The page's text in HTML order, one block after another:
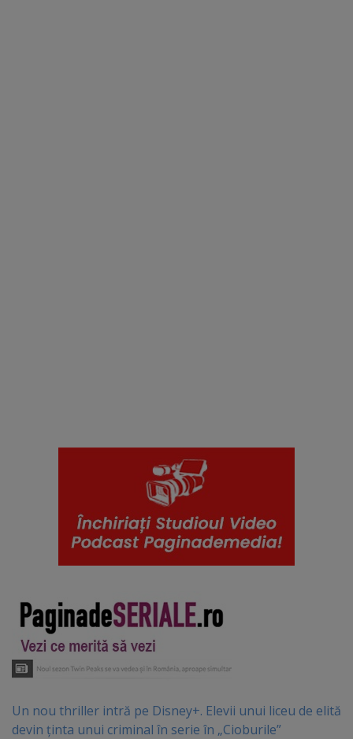
Un nou thriller intră pe Disney+. Elevii unui liceu de elită
devin ținta unui criminal în serie în „Cioburile”